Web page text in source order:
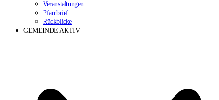
Veranstaltungen
Pfarrbrief
Rückblicke
GEMEINDE AKTIV